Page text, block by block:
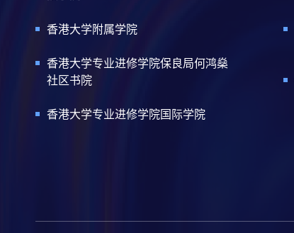
香港大学附属学院
香港大学专业进修学院保良局何鸿燊
社区书院
香港大学专业进修学院国际学院